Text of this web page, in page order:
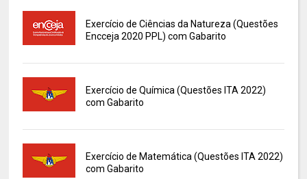
Exercício de Ciências da Natureza (Questões
Encceja 2020 PPL) com Gabarito
Exercício de Química (Questões ITA 2022)
com Gabarito
Exercício de Matemática (Questões ITA 2022)
com Gabarito